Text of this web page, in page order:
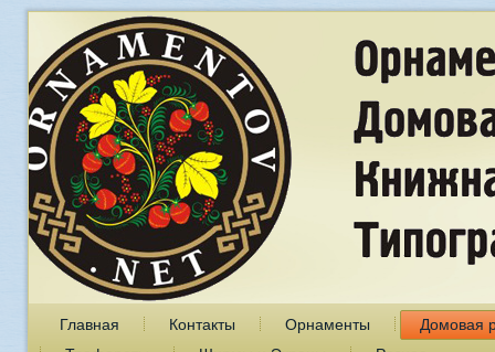
Главная Контакты Орнаменты
Домовая